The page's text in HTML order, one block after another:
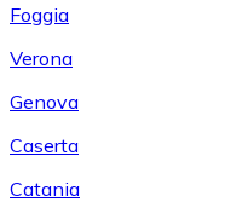
Foggia
Verona
Genova
Caserta
Catania